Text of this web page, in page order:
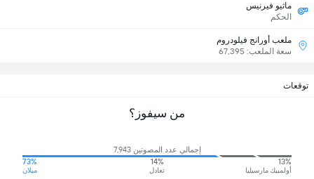
ماثيو فيرنيس
الحكم
ملعب أورانج فيلودروم
سعة الملعب: 67,395
توقعات
من سيفوز؟
إجمالي عدد المصوتين 7,943
13%
أولمبيك مارسيليا
14%
تعادل
73%
ميلان